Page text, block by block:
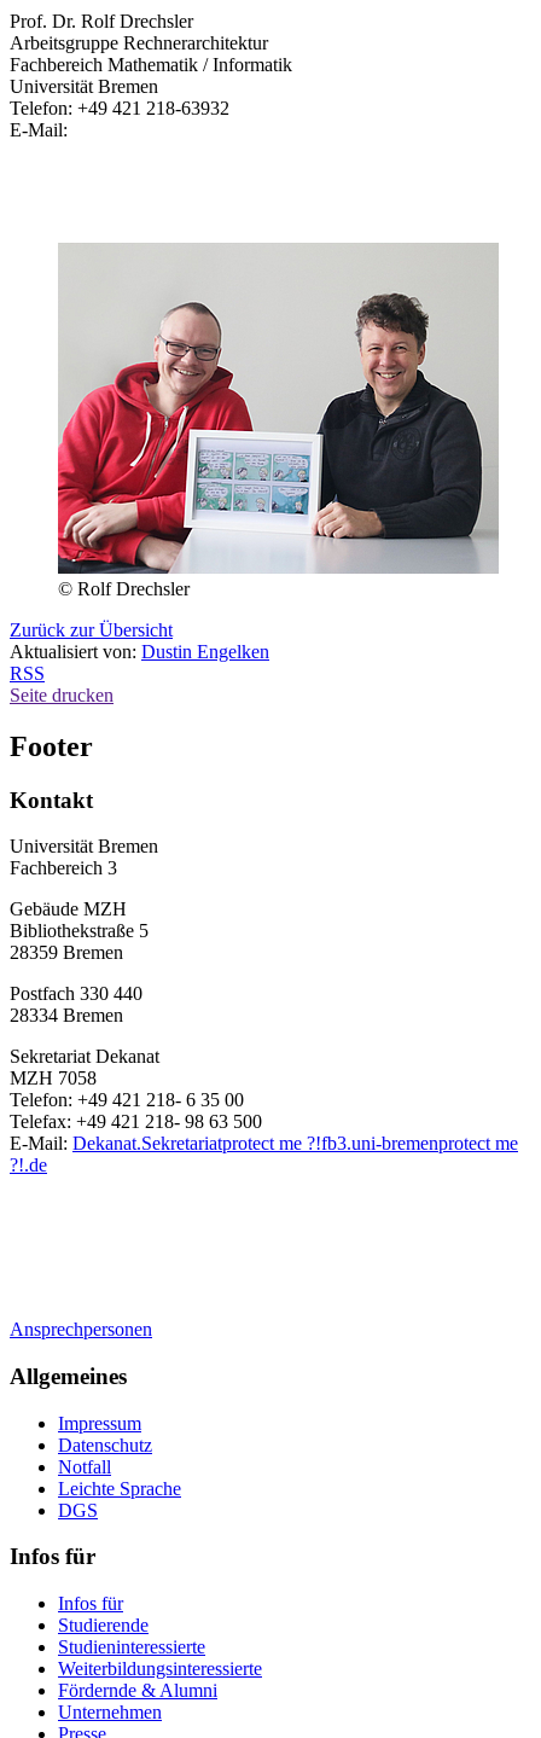
Prof. Dr. Rolf Drechsler
Arbeitsgruppe Rechnerarchitektur
Fachbereich Mathematik / Informatik
Universität Bremen
Telefon: +49 421 218-63932
E-Mail:
© Rolf Drechsler
Zurück zur Übersicht
Aktualisiert von: Dustin Engelken
RSS
Seite drucken
Footer
Kontakt
Universität Bremen
Fachbereich 3
Gebäude MZH
Bibliothekstraße 5
28359 Bremen
Postfach 330 440
28334 Bremen
Sekretariat Dekanat
MZH 7058
Telefon: +49 421 218- 6 35 00
Telefax: +49 421 218- 98 63 500
E-Mail: Dekanat.Sekretariatprotect me ?!fb3.uni-bremenprotect me
?!.de
Ansprechpersonen
Allgemeines
Impressum
Datenschutz
Notfall
Leichte Sprache
DGS
Infos für
Infos für
Studierende
Studieninteressierte
Weiterbildungsinteressierte
Fördernde & Alumni
Unternehmen